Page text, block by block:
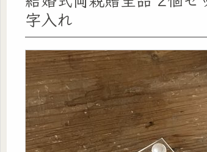
字入れ